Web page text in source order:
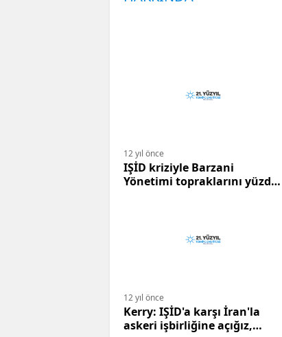
12 yıl önce
IŞİD kriziyle Barzani
Yönetimi topraklarını yüzde
12 yıl önce
Kerry: IŞİD'a karşı İran'la
askeri işbirliğine açığız,